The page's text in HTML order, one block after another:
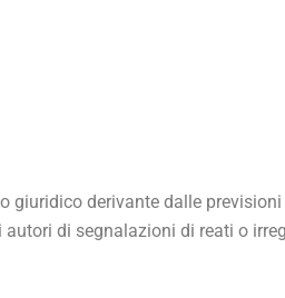
derivante dalle
di segnalazioni di reati o